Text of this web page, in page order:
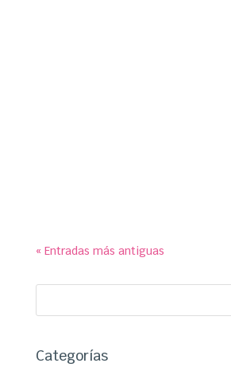
« Entradas más antiguas
Categorías